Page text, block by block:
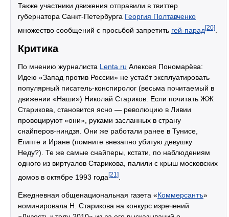
Также участники движения отправили в твиттер
губернатора Санкт-Петербурга Георгия Полтавченко
множество сообщений с просьбой запретить гей-парад [20]
Критика
По мнению журналиста Lenta.ru Алексея Пономарёва:
Идею «Запад против России» не устаёт эксплуатировать
популярный писатель-конспиролог (весьма почитаемый в
движении «Наши») Николай Стариков. Если почитать ЖЖ
Старикова, становится ясно — революцию в Ливии
провоцируют «они», руками засланных в страну
снайперов-ниндзя. Они же работали ранее в Тунисе,
Египте и Иране (помните внезапно убитую девушку
Неду?). Те же самые снайперы, кстати, по наблюдениям
одного из виртуалов Старикова, палили с крыш московских
домов в октябре 1993 года[21]
Ежедневная общенациональная газета «Коммерсантъ»
номинировала Н. Старикова на конкурс изречений